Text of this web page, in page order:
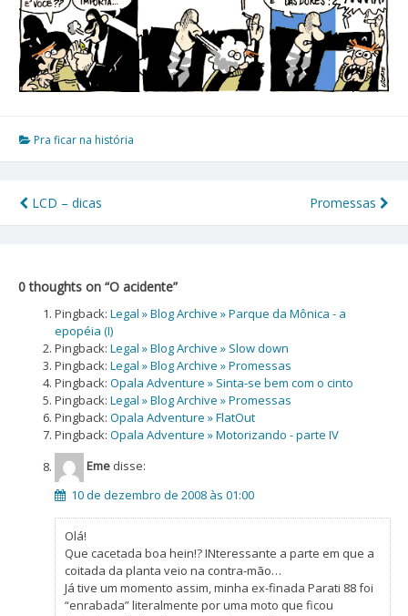
Pra ficar na história
Navegação
Post
LCD – dicas Promessas
0 thoughts on “O acidente”
Pingback: Legal » Blog Archive » Parque da Mônica - a
epopéia (I)
Pingback: Legal » Blog Archive » Slow down
Pingback: Legal » Blog Archive » Promessas
Pingback: Opala Adventure » Sinta-se bem com o cinto
Pingback: Legal » Blog Archive » Promessas
Pingback: Opala Adventure » FlatOut
Pingback: Opala Adventure » Motorizando - parte IV
Eme disse:
10 de dezembro de 2008 às 01:00
Olá!
Que cacetada boa hein!? INteressante a parte em que a
coitada da planta veio na contra-mão…
Já tive um momento assim, minha ex-finada Parati 88 foi
“enrabada” literalmente por uma moto que ficou